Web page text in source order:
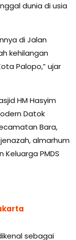
dunia di usia
di Jalan
kehilangan
Palopo,” ujar
HM Hasyim
Datok
Bara,
almarhum
PMDS
sebagai